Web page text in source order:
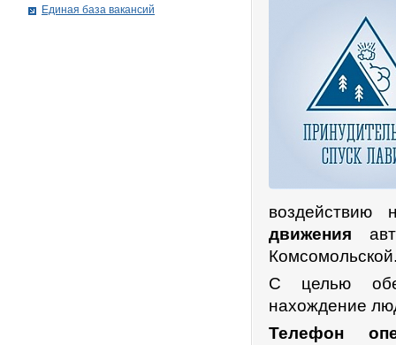
движения
С целью
нахождение
Телефон
Единая база вакансий